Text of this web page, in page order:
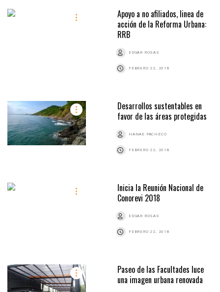
Apoyo a no afiliados, linea de
acción de la Reforma Urbana:
RRB
EDGAR ROSAS
FEBRERO 22, 2018
Desarrollos sustentables en
favor de las áreas protegidas
HANAE PACHECO
FEBRERO 22, 2018
Inicia la Reunión Nacional de
Conorevi 2018
EDGAR ROSAS
FEBRERO 22, 2018
Paseo de las Facultades luce
una imagen urbana renovada